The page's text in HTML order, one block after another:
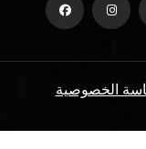
الخصوصية